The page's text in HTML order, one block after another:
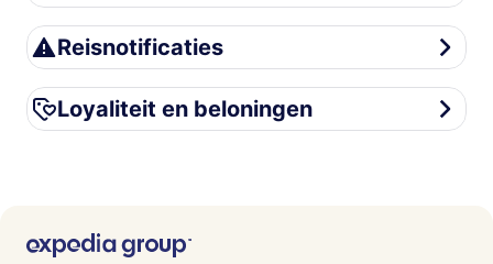
Reisnotificaties
Reisnotificaties
Loyaliteit en beloningen
Loyaliteit en beloningen